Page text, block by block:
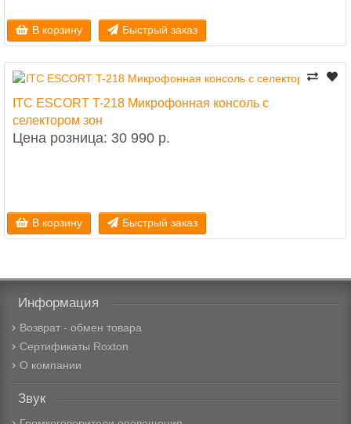
В корзину Быстрый заказ
ITC ESCORT T-218 Микрофонная консоль с
селектором зон
Цена розница: 30 990 р.
В корзину Быстрый заказ
Информация
Возврат - обмен товара
Сертификаты Roxton
О компании
Звук